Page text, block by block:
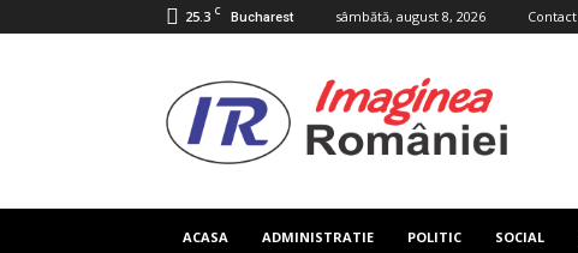
25.3 C Bucharest sâmbătă, august 8, 2026 Contact
Imaginea
Romaniei
ACASA ADMINISTRATIE POLITIC SOCIAL